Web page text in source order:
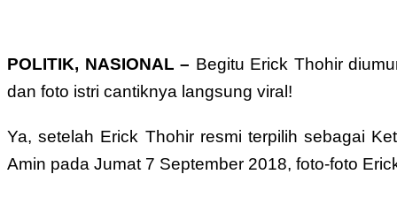
POLITIK, NASIONAL – Begitu Erick Thohir
dan foto istri cantiknya langsung viral!
Ya, setelah Erick Thohir resmi terpilih sebagai
Amin pada Jumat 7 September 2018, foto-foto